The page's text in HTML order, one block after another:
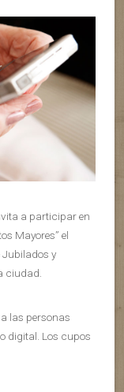
a participar en
Mayores” el
Jubilados y
ciudad.
las personas
digital. Los cupos